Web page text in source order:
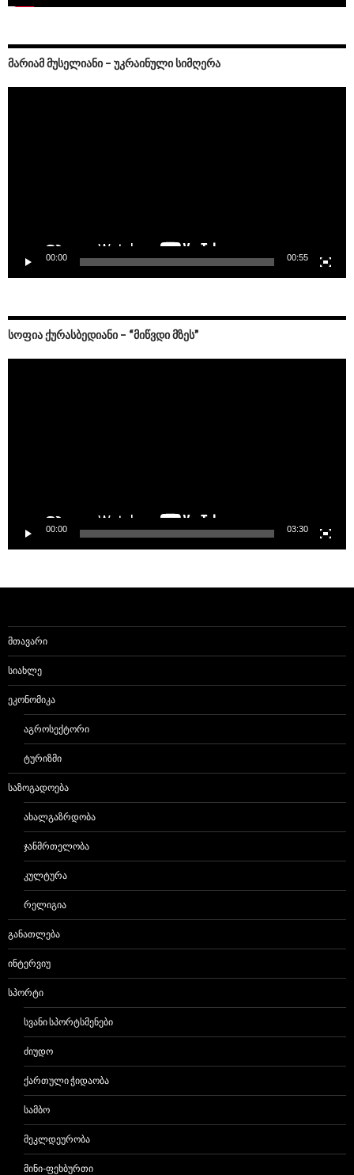
ᲛᲐᲠᲘᲐᲛ ᲛᲣᲡᲔᲚᲘᲐᲜᲘ – ᲣᲙᲠᲐᲘᲜᲣᲚᲘ ᲡᲘᲛᲦᲔᲠᲐ
00:00 00:55
ᲡᲝᲤᲘᲐ ᲥᲣᲠᲐᲡᲑᲔᲓᲘᲐᲜᲘ – “ᲛᲘᲬᲕᲓᲘ ᲛᲖᲔᲡ”
00:00 03:30
ᲛᲗᲐᲕᲐᲠᲘ
ᲡᲘᲐᲮᲚᲔ
ᲔᲙᲝᲜᲝᲛᲘᲙᲐ
ᲐᲒᲠᲝᲡᲔᲥᲢᲝᲠᲘ
ᲢᲣᲠᲘᲖᲛᲘ
ᲡᲐᲖᲝᲒᲐᲓᲝᲔᲑᲐ
ᲐᲮᲐᲚᲒᲐᲖᲠᲓᲝᲑᲐ
ᲯᲐᲜᲛᲠᲗᲔᲚᲝᲑᲐ
ᲙᲣᲚᲢᲣᲠᲐ
ᲠᲔᲚᲘᲒᲘᲐ
ᲒᲐᲜᲐᲗᲚᲔᲑᲐ
ᲘᲜᲢᲔᲠᲕᲘᲣ
ᲡᲞᲝᲠᲢᲘ
ᲡᲕᲐᲜᲘ ᲡᲞᲝᲠᲢᲡᲛᲔᲜᲔᲑᲘ
ᲫᲘᲣᲓᲝ
ᲥᲐᲠᲗᲣᲚᲘ ᲭᲘᲓᲐᲝᲑᲐ
ᲡᲐᲛᲑᲝ
ᲛᲔᲙᲚᲓᲔᲣᲠᲝᲑᲐ
ᲛᲘᲜᲘ-ᲤᲔᲮᲑᲣᲠᲗᲘ